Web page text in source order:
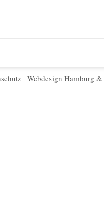
| Webdesign Hamburg &